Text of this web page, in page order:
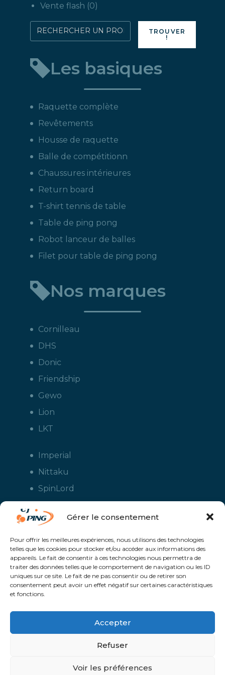
Gérer le consentement
Pour offrir les meilleures expériences, nous utilisons des technologies
telles que les cookies pour stocker et/ou accéder aux informations des
appareils. Le fait de consentir à ces technologies nous permettra de
traiter des données telles que le comportement de navigation ou les ID
uniques sur ce site. Le fait de ne pas consentir ou de retirer son
consentement peut avoir un effet négatif sur certaines caractéristiques
et fonctions.
Accepter
Refuser
Voir les préférences
produits
Vente flash 00
Rechercher
directement
produit
:
TROUVER
!
Les basiques
Raquette complète
Revêtements
Housse de raquette
Balle de compétitionn
Chaussures intérieures
Return board
T-shirt tennis de table
Table de ping pong
Robot lanceur de balles
Filet pour table de ping pong
Nos marques
Cornilleau
DHS
Donic
Friendship
Gewo
Lion
LKT
Imperial
Nittaku
SpinLord
Tuttle
Xiom
Yasaka
aux écoles et aux pongistes amateurs - Raquettes de ping pong, sacs,
housses, chaussures, balles, tables de ping pong, colles, nettoyants,